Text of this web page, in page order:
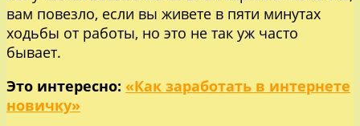
вам повезло, если вы живете в пяти минутах
ходьбы от работы, но это не так уж часто
бывает.
Это интересно: «Как заработать в интернете
новичку»